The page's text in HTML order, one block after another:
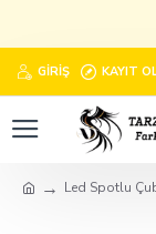
GIRIŞ KAYIT
Led Spotlu